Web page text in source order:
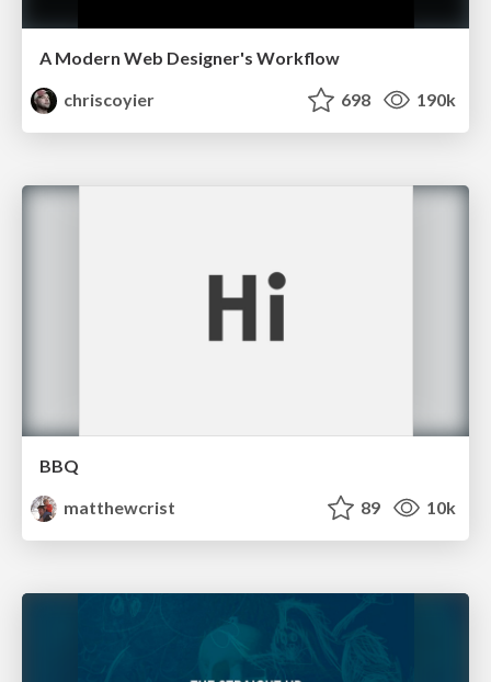
A Modern Web Designer's Workflow
chriscoyier
698 190k
BBQ
matthewcrist
89 10k